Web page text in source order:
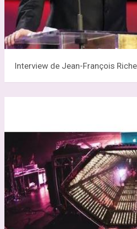
Interview de Jean-François